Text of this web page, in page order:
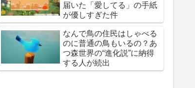
届いた「愛してる」の手紙
が優しすぎた件
なんで鳥の住民はしゃべる
のに普通の鳥もいるの？あ
つ森世界の“進化説”に納得
する人が続出